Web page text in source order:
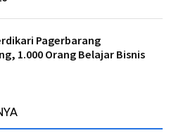
Pagerbarang
1.000 Orang Belajar Bisnis